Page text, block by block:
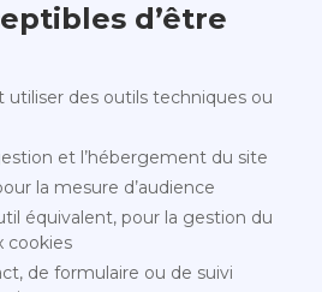
d’être
des outils techniques ou
et l’hébergement du site
la mesure d’audience
équivalent, pour la gestion du
cookies
de formulaire ou de suivi